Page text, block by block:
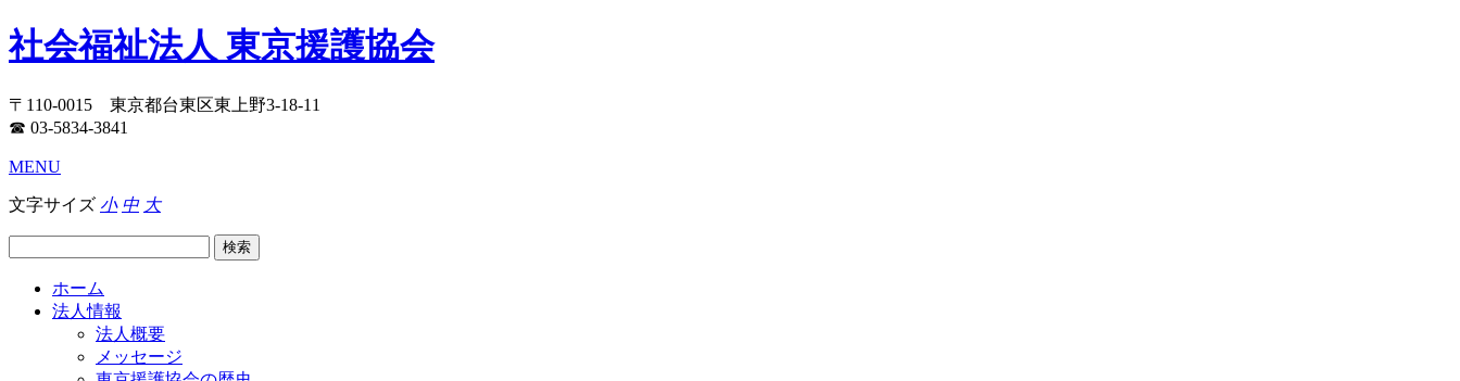
社会福祉法人 東京援護協会
〒110-0015 東京都台東区東上野3-18-11
☎ 03-5834-3841
MENU
文字サイズ 小 中 大
ホーム
法人情報
法人概要
メッセージ